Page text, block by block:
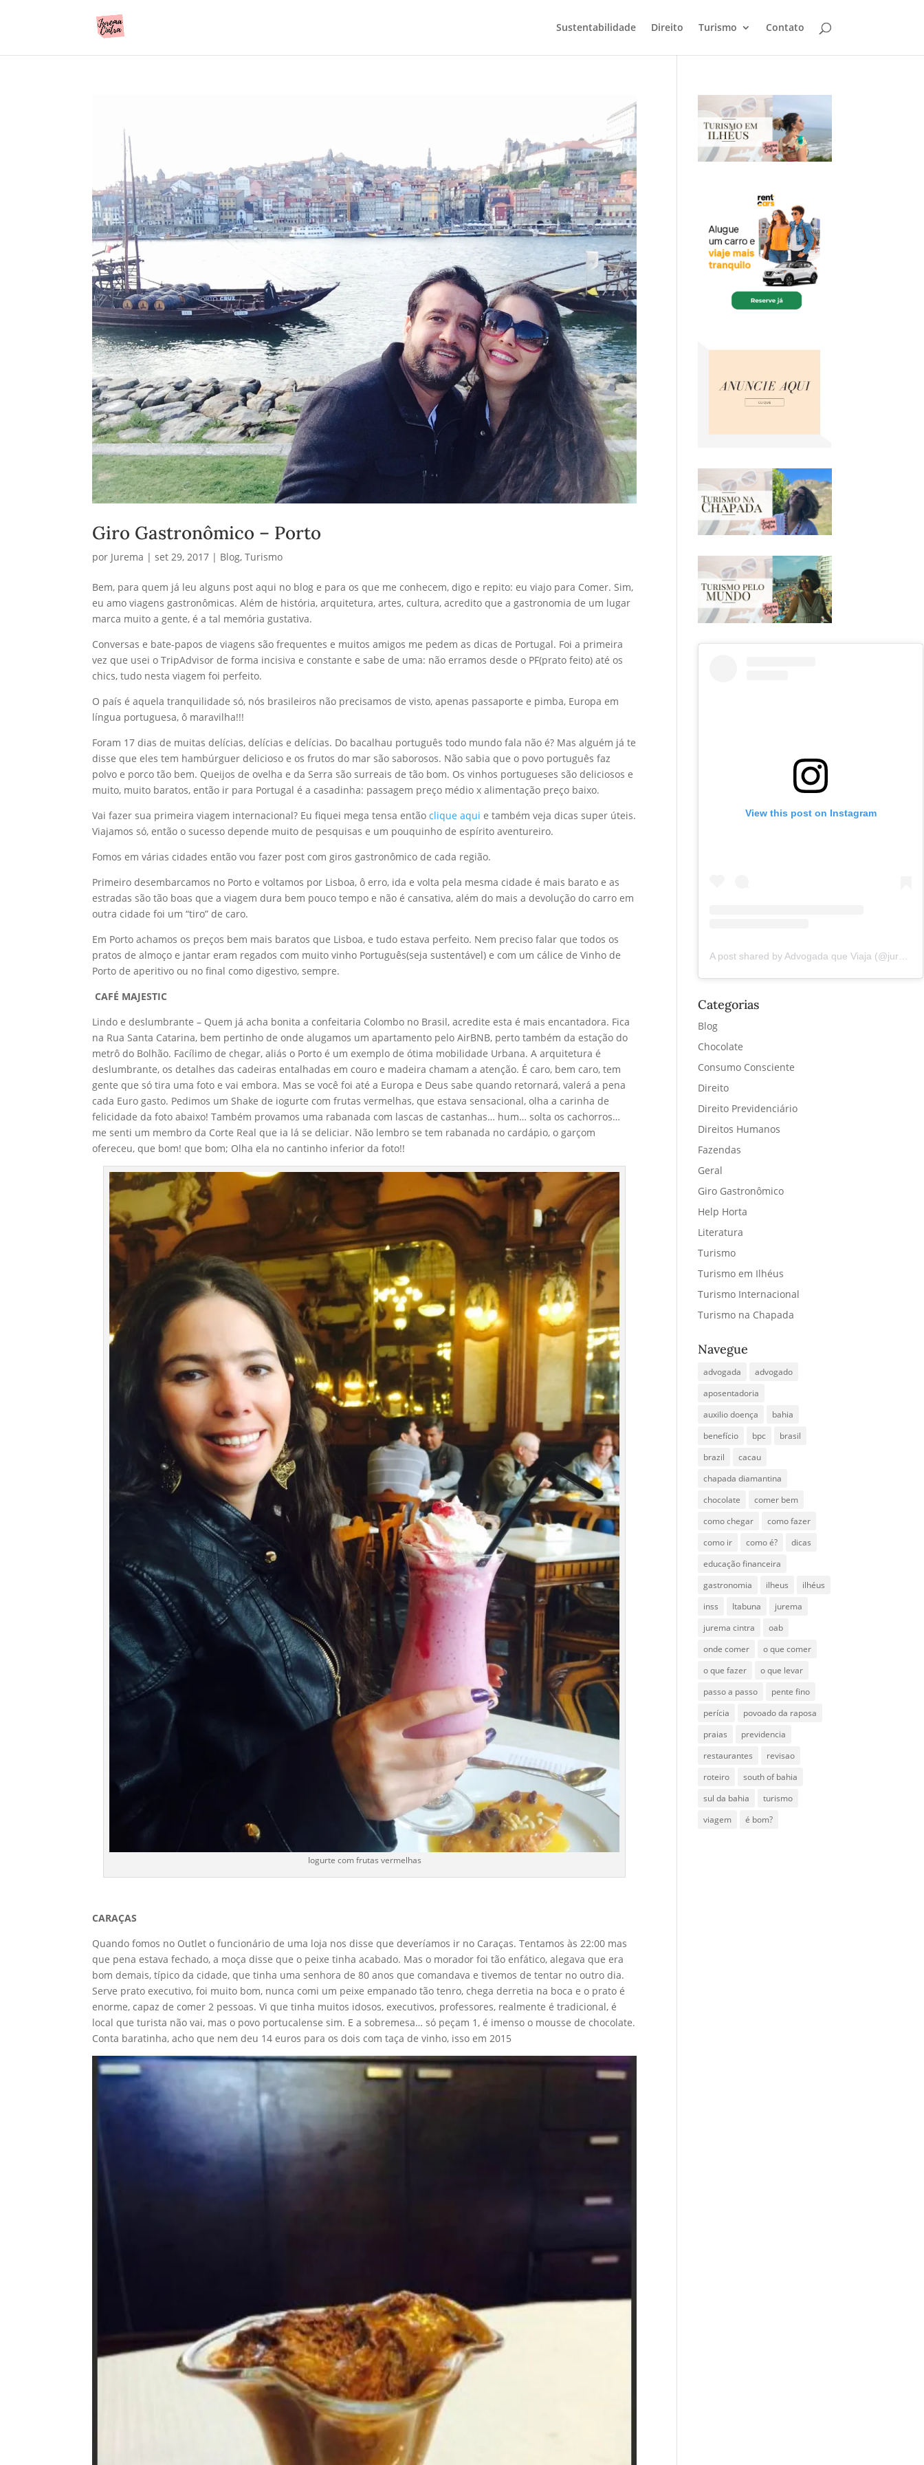
Sustentabilidade Direito Turismo Contato
Giro Gastronômico – Porto
por Jurema |set 29, 2017 | Blog,Turismo
Bem, para quem já leu alguns post aqui no blog e para os que me conhecem, digo e repito: eu viajo para Comer. Sim,
eu amo viagens gastronômicas. Além de história, arquitetura, artes, cultura, acredito que a gastronomia de um lugar
marca muito a gente, é a tal memória gustativa.
Conversas e bate-papos de viagens são frequentes e muitos amigos me pedem as dicas de Portugal. Foi a primeira
vez que usei o TripAdvisor de forma incisiva e constante e sabe de uma: não erramos desde o PF(prato feito) até os
chics, tudo nesta viagem foi perfeito.
O país é aquela tranquilidade só, nós brasileiros não precisamos de visto, apenas passaporte e pimba, Europa em
língua portuguesa, ô maravilha!!!
Foram 17 dias de muitas delícias, delícias e delícias. Do bacalhau português todo mundo fala não é? Mas alguém já te
disse que eles tem hambúrguer delicioso e os frutos do mar são saborosos. Não sabia que o povo português faz
polvo e porco tão bem. Queijos de ovelha e da Serra são surreais de tão bom. Os vinhos portugueses são deliciosos e
muito, muito baratos, então ir para Portugal é a casadinha: passagem preço médio x alimentação preço baixo.
Vai fazer sua primeira viagem internacional? Eu fiquei mega tensa entãoclique aqui e também veja dicas super úteis.
Viajamos só, então o sucesso depende muito de pesquisas e um pouquinho de espírito aventureiro.
Fomos em várias cidades então vou fazer post com giros gastronômico de cada região.
Primeiro desembarcamos no Porto e voltamos por Lisboa, ô erro, ida e volta pela mesma cidade é mais barato e as
estradas são tão boas que a viagem dura bem pouco tempo e não é cansativa, além do mais a devolução do carro em
outra cidade foi um “tiro” de caro.
Em Porto achamos os preços bem mais baratos que Lisboa, e tudo estava perfeito. Nem preciso falar que todos os
pratos de almoço e jantar eram regados com muito vinho Português(seja sustentável) e com um cálice de Vinho de
Porto de aperitivo ou no final como digestivo, sempre.
CAFÉ MAJESTIC
Lindo e deslumbrante – Quem já acha bonita a confeitaria Colombo no Brasil, acredite esta é mais encantadora. Fica
na Rua Santa Catarina, bem pertinho de onde alugamos um apartamento pelo AirBNB, perto também da estação do
metrô do Bolhão. Facílimo de chegar, aliás o Porto é um exemplo de ótima mobilidade Urbana. A arquitetura é
deslumbrante, os detalhes das cadeiras entalhadas em couro e madeira chamam a atenção. É caro, bem caro, tem
gente que só tira uma foto e vai embora. Mas se você foi até a Europa e Deus sabe quando retornará, valerá a pena
cada Euro gasto. Pedimos um Shake de iogurte com frutas vermelhas, que estava sensacional, olha a carinha de
felicidade da foto abaixo! Também provamos uma rabanada com lascas de castanhas… hum… solta os cachorros…
me senti um membro da Corte Real que ia lá se deliciar. Não lembro se tem rabanada no cardápio, o garçom
ofereceu, que bom! que bom; Olha ela no cantinho inferior da foto!!
Iogurte com frutas vermelhas
CARAÇAS
Quando fomos no Outlet o funcionário de uma loja nos disse que deveríamos ir no Caraças. Tentamos às 22:00 mas
que pena estava fechado, a moça disse que o peixe tinha acabado. Mas o morador foi tão enfático, alegava que era
bom demais, típico da cidade, que tinha uma senhora de 80 anos que comandava e tivemos de tentar no outro dia.
Serve prato executivo, foi muito bom, nunca comi um peixe empanado tão tenro, chega derretia na boca e o prato é
enorme, capaz de comer 2 pessoas. Vi que tinha muitos idosos, executivos, professores, realmente é tradicional, é
local que turista não vai, mas o povo portucalense sim. E a sobremesa… só peçam 1, é imenso o mousse de chocolate.
Conta baratinha, acho que nem deu 14 euros para os dois com taça de vinho, isso em 2015
View this post on Instagram
A post shared by Advogada que Viaja (@juremacintra)
Categorias
Blog
Chocolate
Consumo Consciente
Direito
Direito Previdenciário
Direitos Humanos
Fazendas
Geral
Giro Gastronômico
Help Horta
Literatura
Turismo
Turismo em Ilhéus
Turismo Internacional
Turismo na Chapada
Navegue
advogada
advogado
aposentadoria
auxilio doença
bahia
benefício
bpc
brasil
brazil
cacau
chapada diamantina
chocolate
comer bem
como chegar
como fazer
como ir
como é?
dicas
educação financeira
gastronomia
ilheus
ilhéus
inss
Itabuna
jurema
jurema cintra
oab
onde comer
o que comer
o que fazer
o que levar
passo a passo
pente fino
perícia
povoado da raposa
praias
previdencia
restaurantes
revisao
roteiro
south of bahia
sul da bahia
turismo
viagem
é bom?